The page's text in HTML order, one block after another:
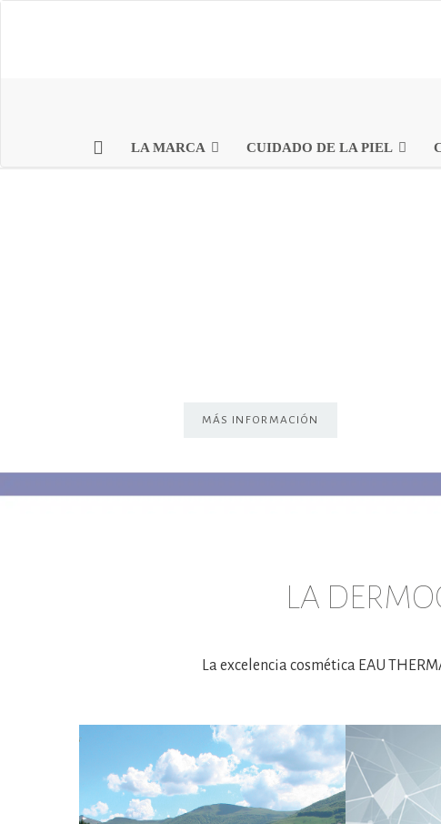
LA MARCA CUIDADO DE LA PIEL
MÁS INFORMACIÓN
LA
La excelencia cosmética EAU